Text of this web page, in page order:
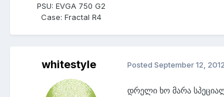
PSU: EVGA 750 G2
Case: Fractal R4
whitestyle Posted September 12, 2012
დრელი ხო მარა